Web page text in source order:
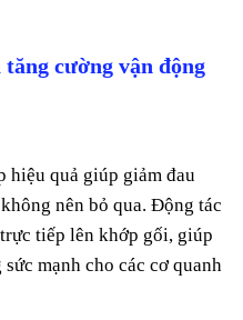
cường vận động
hiệu quả giúp giảm đau
nên bỏ qua. Động tác
tiếp lên khớp gối, giúp
mạnh cho các cơ quanh